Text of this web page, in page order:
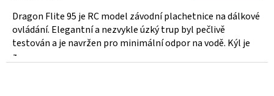
Dragon Flite 95 je RC model závodní plachetnice na dálkové
ovládání. Elegantní a nezvykle úzký trup byl pečlivě
testován a je navržen pro minimální odpor na vodě. Kýl je
z...